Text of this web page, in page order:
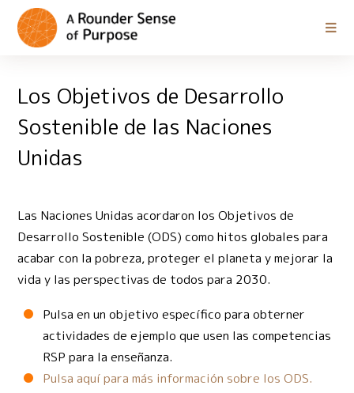
Los Objetivos de Desarrollo
Sostenible de las Naciones
Unidas
Las Naciones Unidas acordaron los Objetivos de
Desarrollo Sostenible (ODS) como hitos globales para
acabar con la pobreza, proteger el planeta y mejorar la
vida y las perspectivas de todos para 2030.
Pulsa en un objetivo específico para obterner
actividades de ejemplo que usen las competencias
RSP para la enseñanza.
Pulsa aquí para más información sobre los ODS.